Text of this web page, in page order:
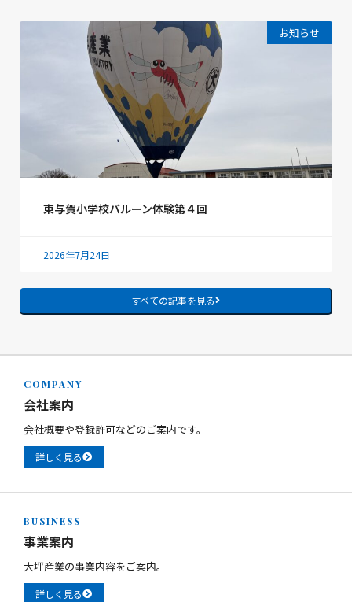
お知らせ
東与賀小学校バルーン体験第４回
2026年7月24日
すべての記事を見る
COMPANY
会社案内
会社概要や登録許可などのご案内です。
詳しく見る
BUSINESS
事業案内
大坪産業の事業内容をご案内。
詳しく見る